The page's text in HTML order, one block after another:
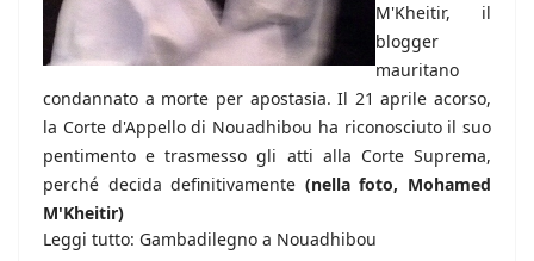
M'Kheitir, il
blogger
mauritano
condannato a morte per apostasia. Il 21 aprile acorso,
la Corte d'Appello di Nouadhibou ha riconosciuto il suo
pentimento e trasmesso gli atti alla Corte Suprema,
perché decida definitivamente (nella foto, Mohamed
M'Kheitir)
Leggi tutto: Gambadilegno a Nouadhibou